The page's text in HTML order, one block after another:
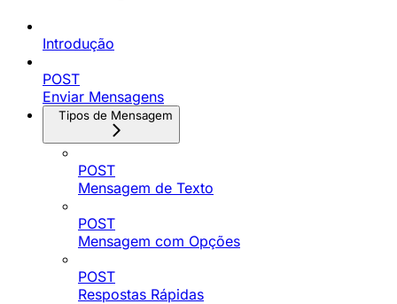
Introdução
POST
Enviar Mensagens
Tipos de Mensagem
POST
Mensagem de Texto
POST
Mensagem com Opções
POST
Respostas Rápidas